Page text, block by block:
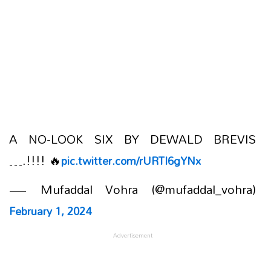
A NO-LOOK SIX BY DEWALD BREVIS
….!!!! 🔥pic.twitter.com/rURTI6gYNx
— Mufaddal Vohra (@mufaddal_vohra)
February 1, 2024